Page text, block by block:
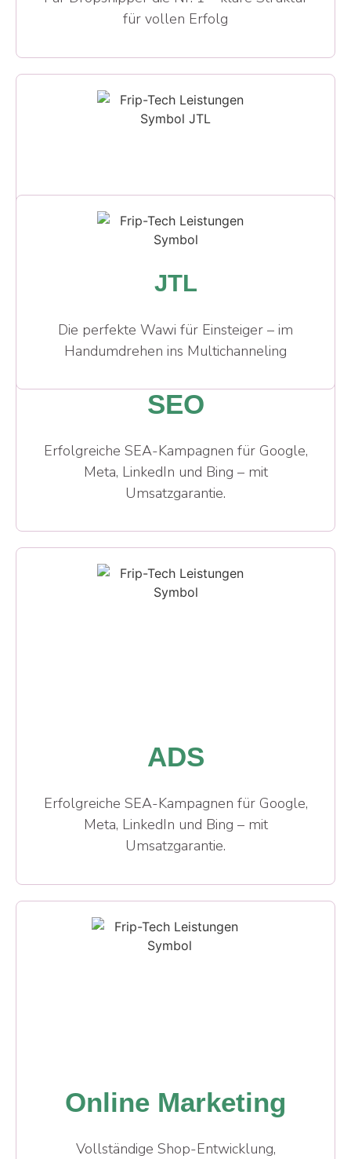
für vollen Erfolg
JTL
Die perfekte Wawi für Einsteiger – im
Handumdrehen ins Multichanneling
SEO
Erfolgreiche SEA-Kampagnen für Google,
Meta, LinkedIn und Bing – mit
Umsatzgarantie.
ADS
Erfolgreiche SEA-Kampagnen für Google,
Meta, LinkedIn und Bing – mit
Umsatzgarantie.
Online Marketing
Vollständige Shop-Entwicklung,